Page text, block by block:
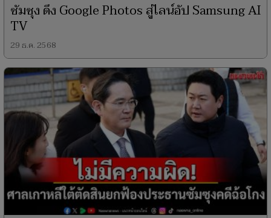
ซัมซุง ดึง Google Photos สู่ไลน์อัป Samsung AI
TV
29 ธ.ค. 2568